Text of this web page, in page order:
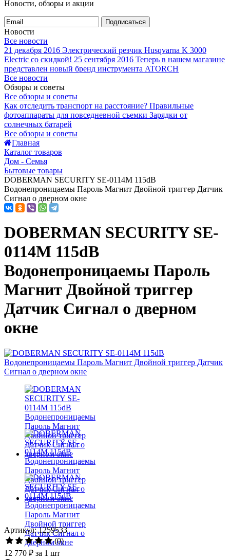
Новости, обзоры и акции
Подписаться
Новости
Все новости
21 декабря 2016 Электрический резчик Husqvarna K 3000
Electric со скидкой! 25 сентября 2016 Теперь в нашем магазине
представлен новый бренд инструмента ATORCH
Все новости
Обзоры и советы
Все обзоры и советы
Как отследить транспорт на расстояние? Правильные
фотоаппараты для повседневной съемки Зарядки от
солнечных батарей
Все обзоры и советы
Главная
Каталог товаров
Дом - Семья
Бытовые товары
DOBERMAN SECURITY SE-0114M 115dB
Водонепроницаемы Пароль Магнит Двойной триггер Датчик
Сигнал о дверном окне
DOBERMAN SECURITY SE-
0114M 115dB
Водонепроницаемы Пароль
Магнит Двойной триггер
Датчик Сигнал о дверном
окне
Артикул: 1259533
(0)
12 770 ₽ за 1 шт